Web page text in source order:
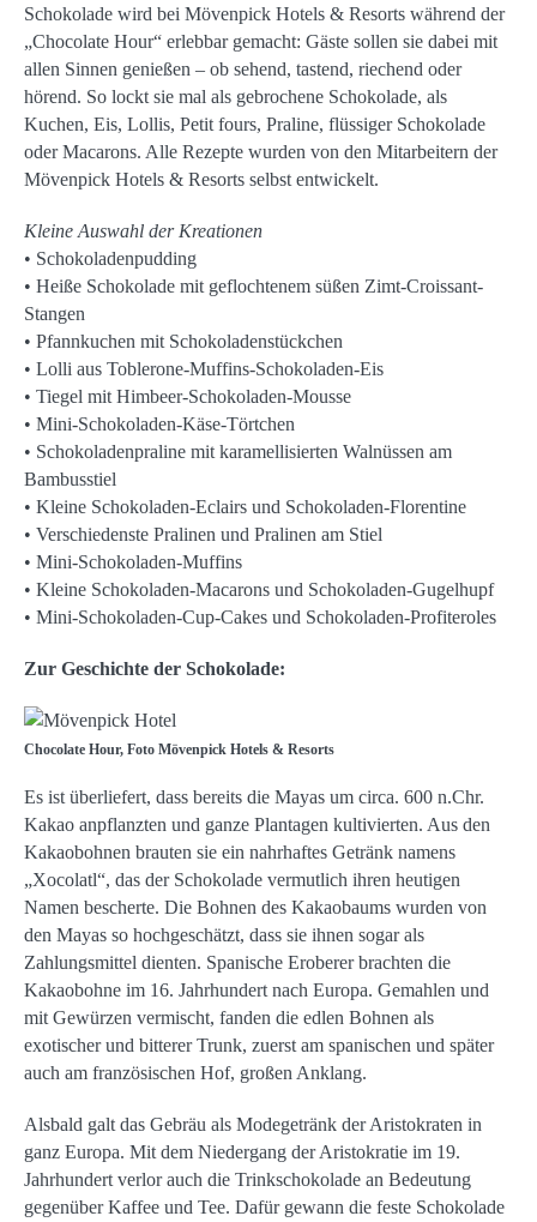
Schokolade wird bei Mövenpick Hotels & Resorts während der
„Chocolate Hour“ erlebbar gemacht: Gäste sollen sie dabei mit
allen Sinnen genießen – ob sehend, tastend, riechend oder
hörend. So lockt sie mal als gebrochene Schokolade, als
Kuchen, Eis, Lollis, Petit fours, Praline, flüssiger Schokolade
oder Macarons. Alle Rezepte wurden von den Mitarbeitern der
Mövenpick Hotels & Resorts selbst entwickelt.
Kleine Auswahl der Kreationen
• Schokoladenpudding
• Heiße Schokolade mit geflochtenem süßen Zimt-Croissant-
Stangen
• Pfannkuchen mit Schokoladenstückchen
• Lolli aus Toblerone-Muffins-Schokoladen-Eis
• Tiegel mit Himbeer-Schokoladen-Mousse
• Mini-Schokoladen-Käse-Törtchen
• Schokoladenpraline mit karamellisierten Walnüssen am
Bambusstiel
• Kleine Schokoladen-Eclairs und Schokoladen-Florentine
• Verschiedenste Pralinen und Pralinen am Stiel
• Mini-Schokoladen-Muffins
• Kleine Schokoladen-Macarons und Schokoladen-Gugelhupf
• Mini-Schokoladen-Cup-Cakes und Schokoladen-Profiteroles
Zur Geschichte der Schokolade:
Chocolate Hour, Foto Mövenpick Hotels & Resorts
Es ist überliefert, dass bereits die Mayas um circa. 600 n.Chr.
Kakao anpflanzten und ganze Plantagen kultivierten. Aus den
Kakaobohnen brauten sie ein nahrhaftes Getränk namens
„Xocolatl“, das der Schokolade vermutlich ihren heutigen
Namen bescherte. Die Bohnen des Kakaobaums wurden von
den Mayas so hochgeschätzt, dass sie ihnen sogar als
Zahlungsmittel dienten. Spanische Eroberer brachten die
Kakaobohne im 16. Jahrhundert nach Europa. Gemahlen und
mit Gewürzen vermischt, fanden die edlen Bohnen als
exotischer und bitterer Trunk, zuerst am spanischen und später
auch am französischen Hof, großen Anklang.
Alsbald galt das Gebräu als Modegetränk der Aristokraten in
ganz Europa. Mit dem Niedergang der Aristokratie im 19.
Jahrhundert verlor auch die Trinkschokolade an Bedeutung
gegenüber Kaffee und Tee. Dafür gewann die feste Schokolade